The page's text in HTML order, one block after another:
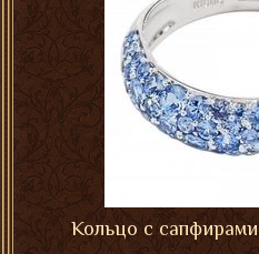
Кольцо с сапфирами